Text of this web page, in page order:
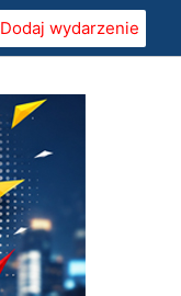
Dodaj wydarzenie